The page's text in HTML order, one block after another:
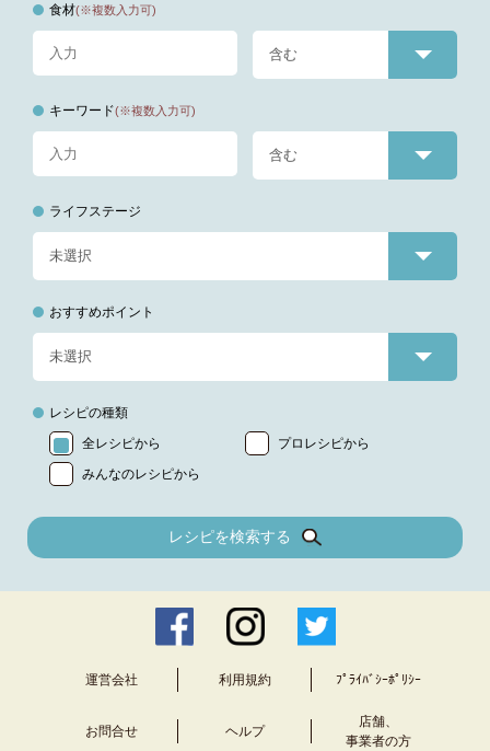
食材(※複数入力可)
キーワード(※複数入力可)
ライフステージ
おすすめポイント
レシピの種類
全レシピから
プロレシピから
みんなのレシピから
レシピを検索する
運営会社 利用規約 ﾌﾟﾗｲﾊﾞｼｰﾎﾟﾘｼｰ
お問合せ ヘルプ
店舗、
事業者の方